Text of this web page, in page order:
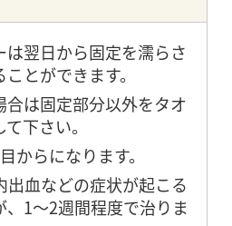
翌日から固定を濡らさ
とができます。
合は固定部分以外をタオ
下さい。
からになります。
出血などの症状が起こる
、1〜2週間程度で治りま